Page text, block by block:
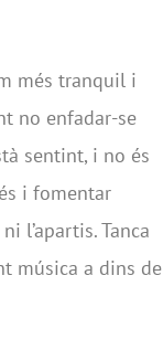
més tranquil i
no enfadar-se
sentint, i no és
i fomentar
l’apartis. Tanca
música a dins de